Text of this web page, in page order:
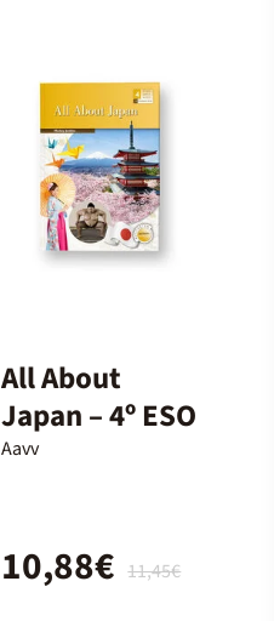
All About
Japan – 4º ESO
Aavv
11,45€
10,88€